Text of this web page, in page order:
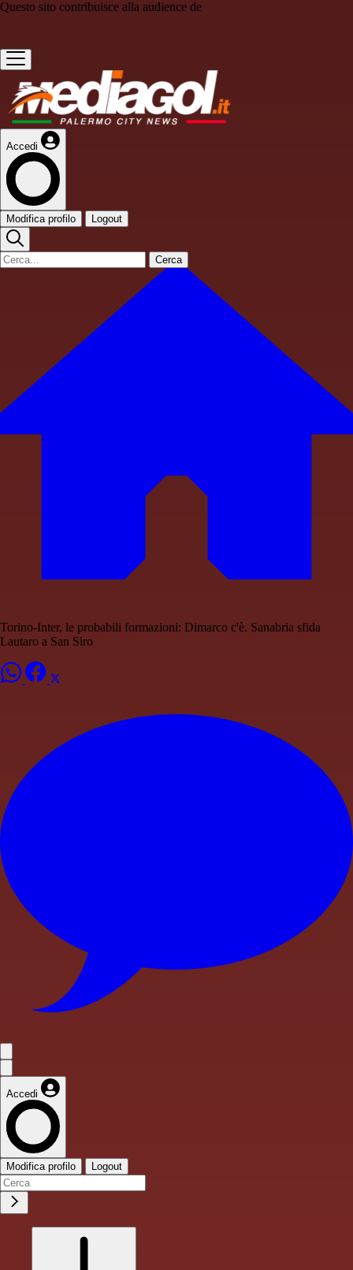
Questo sito contribuisce alla audience de
Accedi
Modifica profilo Logout
Cerca
Torino-Inter, le probabili formazioni: Dimarco c'è. Sanabria sfida
Lautaro a San Siro
Accedi
Modifica profilo Logout